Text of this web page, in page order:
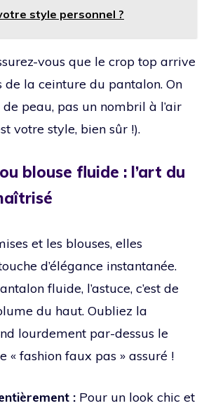
style personnel ?
vous que le crop top arrive
de la ceinture du pantalon. On
peau, pas un nombril à l’air
votre style, bien sûr !).
blouse fluide : l’art du
et les blouses, elles
d’élégance instantanée.
fluide, l’astuce, c’est de
du haut. Oubliez la
lourdement par-dessus le
« fashion faux pas » assuré !
: Pour un look chic et